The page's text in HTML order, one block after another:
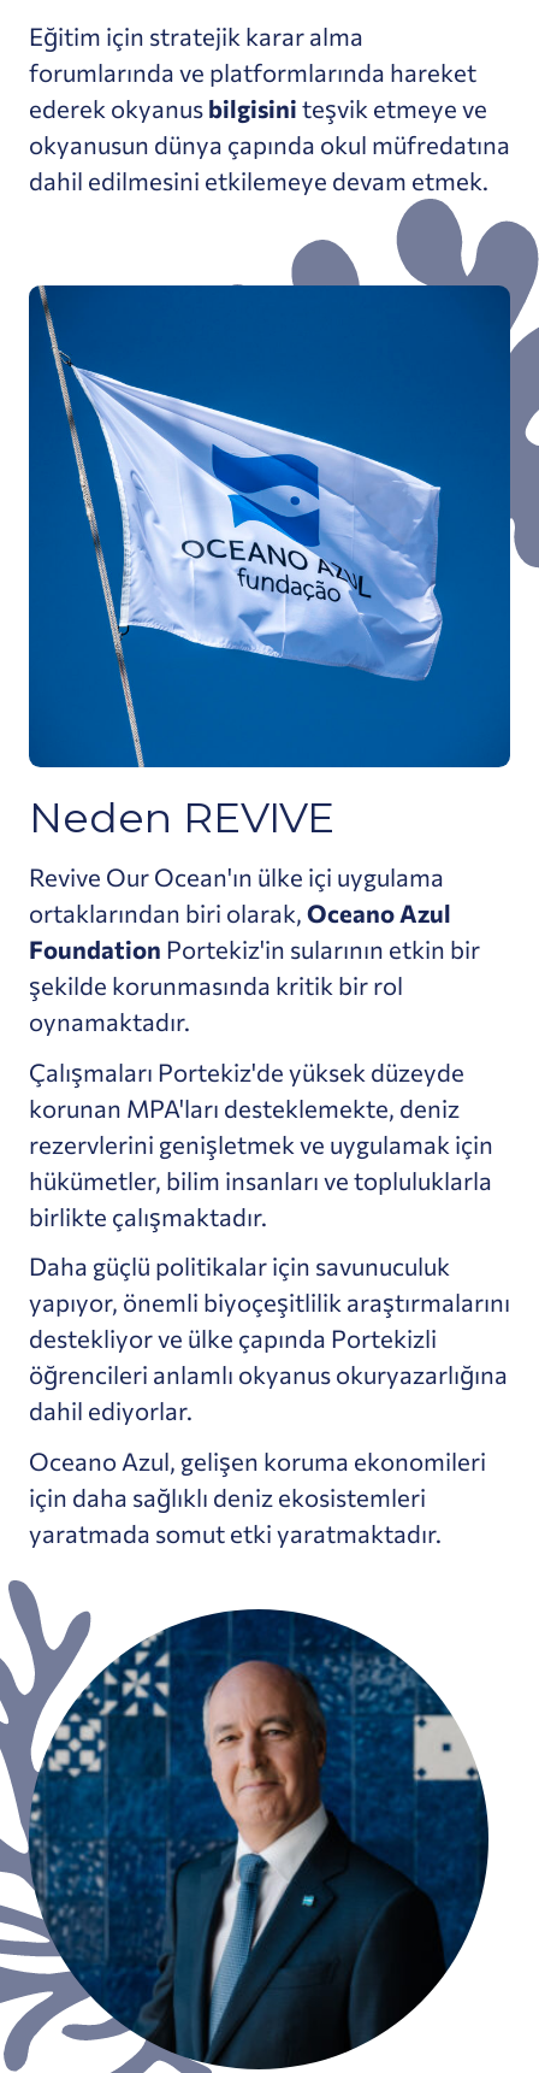
Eğitim için stratejik karar alma
forumlarında ve platformlarında hareket
ederek okyanus bilgisini teşvik etmeye ve
okyanusun dünya çapında okul müfredatına
dahil edilmesini etkilemeye devam etmek.
Neden REVIVE
Revive Our Ocean'ın ülke içi uygulama
ortaklarından biri olarak, Oceano Azul
Foundation Portekiz'in sularının etkin bir
şekilde korunmasında kritik bir rol
oynamaktadır.
Çalışmaları Portekiz'de yüksek düzeyde
korunan MPA'ları desteklemekte, deniz
rezervlerini genişletmek ve uygulamak için
hükümetler, bilim insanları ve topluluklarla
birlikte çalışmaktadır.
Daha güçlü politikalar için savunuculuk
yapıyor, önemli biyoçeşitlilik araştırmalarını
destekliyor ve ülke çapında Portekizli
öğrencileri anlamlı okyanus okuryazarlığına
dahil ediyorlar.
Oceano Azul, gelişen koruma ekonomileri
için daha sağlıklı deniz ekosistemleri
yaratmada somut etki yaratmaktadır.